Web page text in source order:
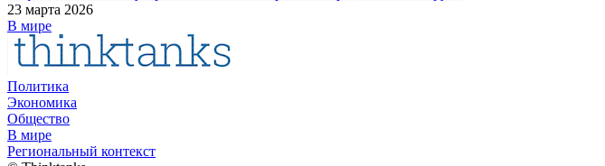
23 марта 2026
В мире
Политика
Экономика
Общество
В мире
Региональный контекст